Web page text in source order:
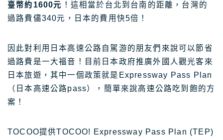
臺幣約1600元 ！這相當於台北到台南的距離，台灣的
過路費儘340元，日本的費用快5倍！
因此對利用日本高速公路自駕游的朋友們來說可以節省
過路費是一大福音！目前日本政府推廣外國人觀光客來
日本旅遊，其中一個政策就是Expressway Pass Plan
（日本高速公路pass），簡單來說高速公路吃到飽的方
案！
TOCOO提供TOCOO! Expressway Pass Plan (TEP)